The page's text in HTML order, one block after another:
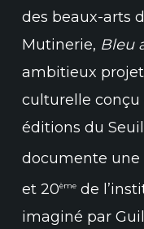
des beaux-arts
Mutinerie, Bleu
ambitieux
culturelle conçu
éditions du
documente une
et 20èmede
imaginé par